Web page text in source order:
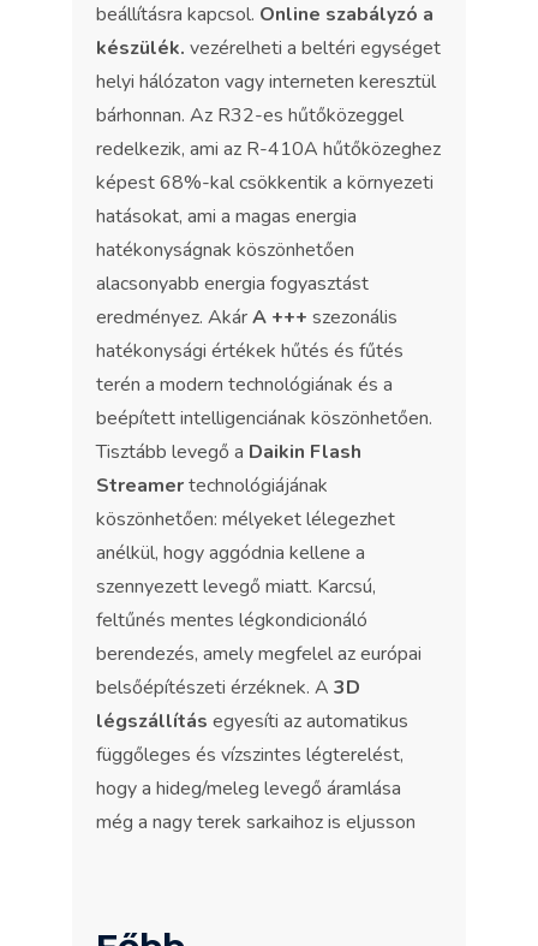
beállításra kapcsol. Online szabályzó a
készülék. vezérelheti a beltéri egységet
helyi hálózaton vagy interneten keresztül
bárhonnan. Az R32-es hűtőközeggel
redelkezik, ami az R-410A hűtőközeghez
képest 68%-kal csökkentik a környezeti
hatásokat, ami a magas energia
hatékonyságnak köszönhetően
alacsonyabb energia fogyasztást
eredményez. AkárA +++ szezonális
hatékonysági értékek hűtés és fűtés
terén a modern technológiának és a
beépített intelligenciának köszönhetően.
Tisztább levegő a Daikin Flash
Streamertechnológiájának
köszönhetően: mélyeket lélegezhet
anélkül, hogy aggódnia kellene a
szennyezett levegő miatt. Karcsú,
feltűnés mentes légkondicionáló
berendezés, amely megfelel az európai
belsőépítészeti érzéknek. A 3D
légszállítás egyesíti az automatikus
függőleges és vízszintes légterelést,
hogy a hideg/meleg levegő áramlása
még a nagy terek sarkaihoz is eljusson